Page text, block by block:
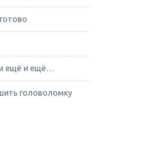
ещё и ещё…
головоломку